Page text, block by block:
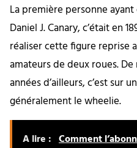
La première personne
Daniel J. Canary, c’était en
réaliser cette figure reprise
amateurs de deux roues.
années d’ailleurs, c’est sur
généralement le wheelie.
A lire : Comment